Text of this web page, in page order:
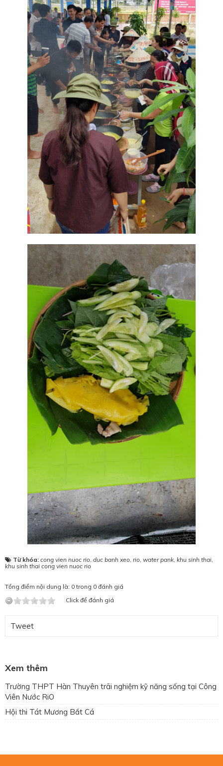
Từ khóa: cong vien nuoc rio duc banh xeo rio water pank khu sinh thai
khu sinh thai cong vien nuoc rio
Tổng điểm nội dung là: 0 trong 0 đánh giá
Click để đánh giá
Tweet
Xem thêm
Trường THPT Hàn Thuyên trãi nghiệm kỹ năng sống tại Công
Viên Nước RiO
Hội thi Tát Mương Bắt Cá